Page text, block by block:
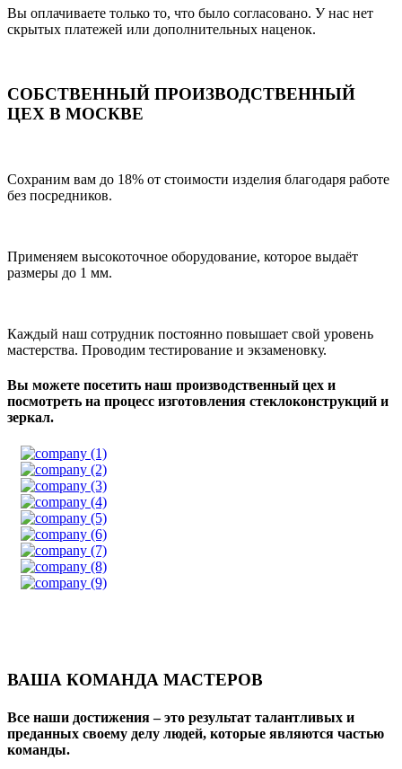
Вы оплачиваете только то, что было согласовано. У нас нет
скрытых платежей или дополнительных наценок.
СОБСТВЕННЫЙ ПРОИЗВОДСТВЕННЫЙ
ЦЕХ В МОСКВЕ
Сохраним вам до 18% от стоимости изделия благодаря работе
без посредников.
Применяем высокоточное оборудование, которое выдаёт
размеры до 1 мм.
Каждый наш сотрудник постоянно повышает свой уровень
мастерства. Проводим тестирование и экзаменовку.
Вы можете посетить наш производственный цех и
посмотреть на процесс изготовления стеклоконструкций и
зеркал.
ВАША КОМАНДА МАСТЕРОВ
Все наши достижения – это результат талантливых и
преданных своему делу людей, которые являются частью
команды.